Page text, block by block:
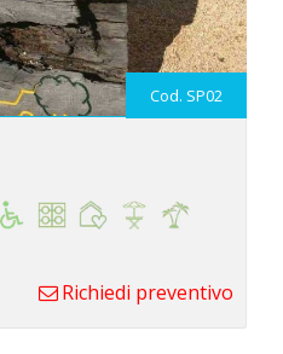
Cod. SP02
Richiedi preventivo